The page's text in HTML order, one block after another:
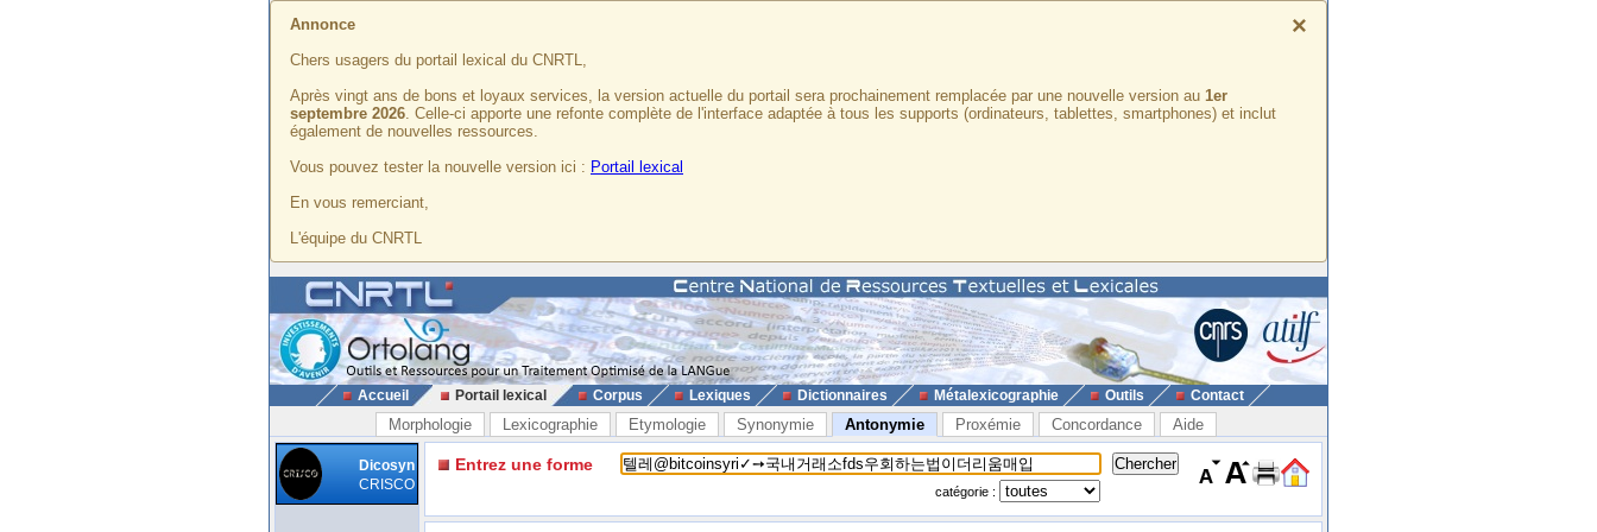
×
Annonce
Chers usagers du portail lexical du CNRTL,
Après vingt ans de bons et loyaux services, la version actuelle du portail sera prochainement remplacée par une nouvelle version au 1er
septembre 2026. Celle-ci apporte une refonte complète de l'interface adaptée à tous les supports (ordinateurs, tablettes, smartphones) et inclut
également de nouvelles ressources.
Vous pouvez tester la nouvelle version ici : Portail lexical
En vous remerciant,
L'équipe du CNRTL
Accueil Portail lexical Corpus Lexiques Dictionnaires Métalexicographie Outils Contact
Morphologie Lexicographie Etymologie Synonymie Antonymie Proxémie Concordance Aide
Dicosyn
CRISCO
Entrez une forme
catégorie :